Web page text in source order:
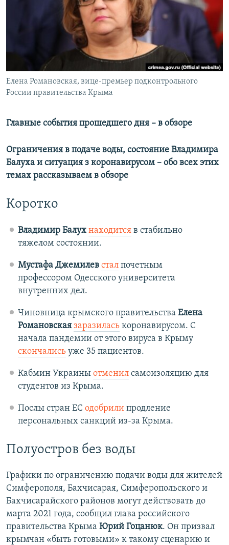
ПОБЕДИТЕЛЕЙ НЕ СУДЯТ?
КРЫМ.НЕПОКОРЕННЫЙ
УКРАИНСКАЯ ПРОБЛЕМА КРЫМА
ПРИСОЕДИНЯЙТЕСЬ!
Все сайты RFE/RL
Елена Романовская, вице-премьер подконтрольного
России правительства Крыма
Главные события прошедшего дня – в обзоре
Ограничения в подаче воды, состояние Владимира
Балуха и ситуация з коронавирусом – обо всех этих
темах рассказываем в обзоре
Коротко
Владимир Балух находитсяв стабильно
тяжелом состоянии.
Мустафа Джемилев сталпочетным
профессором Одесского университета
внутренних дел.
Чиновница крымского правительства Елена
Романовская заразиласькоронавирусом. С
начала пандемии от этого вируса в Крыму
скончалисьуже 35 пациентов.
Кабмин Украины отменилсамоизоляцию для
студентов из Крыма.
Послы стран ЕС одобрилипродление
персональных санкций из-за Крыма.
Полуостров без воды
Графики по ограничению подачи воды для жителей
Симферополя, Бахчисарая, Симферопольского и
Бахчисарайского районов могут действовать до
марта 2021 года, сообщил глава российского
правительства Крыма Юрий Гоцанюк. Он призвал
крымчан «быть готовыми» к такому сценарию и